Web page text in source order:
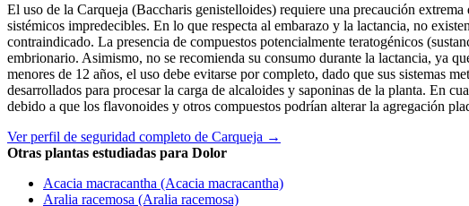
El uso de la Carqueja (Baccharis genistelloides) requiere una precaución
sistémicos impredecibles. En lo que respecta al embarazo y la lactancia, no
contraindicado. La presencia de compuestos potencialmente teratogénicos
embrionario. Asimismo, no se recomienda su consumo durante la lactancia, ya
menores de 12 años, el uso debe evitarse por completo, dado que sus sistemas
desarrollados para procesar la carga de alcaloides y saponinas de la planta. En
debido a que los flavonoides y otros compuestos podrían alterar la agregación
Ver perfil de seguridad completo de Carqueja →
Otras plantas estudiadas para Dolor
Acacia macracantha (Acacia macracantha)
Aralia racemosa (Aralia racemosa)